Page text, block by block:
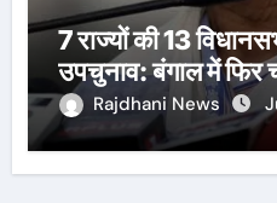
7 राज्यों की 13
उपचुनाव: बंगाल में फिर
Rajdhani News